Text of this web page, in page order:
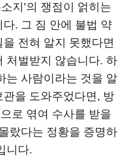
지'의 쟁점이 얽히는
. 그 짐 안에 불법 약
전혀 알지 못했다면
처벌받지 않습니다. 하
는 사람이라는 것을 알
을 도와주었다면, 방
로 엮여 수사를 받을
랐다는 정황을 증명하
니다.